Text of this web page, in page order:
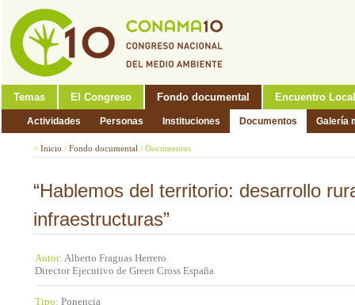
Temas El Congreso Fondo documental Encuentro Local
Actividades Personas Instituciones Documentos Galería
> Inicio / Fondo documental / Documentos
“Hablemos del territorio: desarrollo
infraestructuras”
Autor: Alberto Fraguas Herrero
Director Ejecutivo de Green Cross España
Tipo: Ponencia